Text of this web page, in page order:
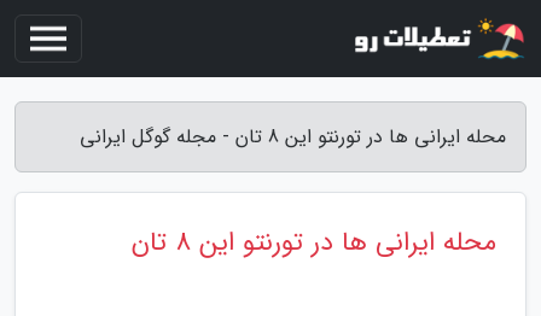
محله ایرانی ها در تورنتو این 8 تان - مجله گوگل ایرانی
محله ایرانی ها در تورنتو این 8 تان